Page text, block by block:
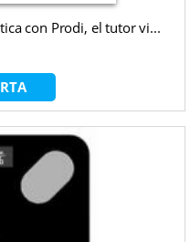
con Prodi, el tutor vi...